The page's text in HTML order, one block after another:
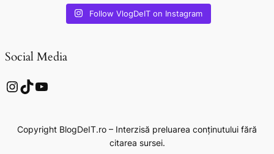
Follow VlogDeIT on Instagram
Social Media
InstagramTikTok YouTube
Copyright BlogDeIT.ro – Interzisă preluarea conținutului fără
citarea sursei.